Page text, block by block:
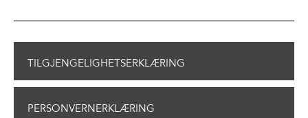
TILGJENGELIGHETSERKLÆRING
PERSONVERNERKLÆRING